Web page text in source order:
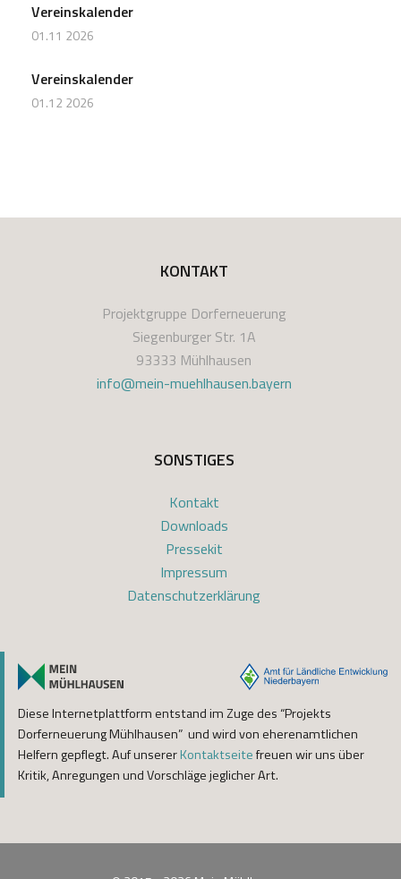
Vereinskalender
01.11 2026
Vereinskalender
01.12 2026
KONTAKT
Projektgruppe Dorferneuerung
Siegenburger Str. 1A
93333 Mühlhausen
info@mein-muehlhausen.bayern
SONSTIGES
Kontakt
Downloads
Pressekit
Impressum
Datenschutzerklärung
Diese Internetplattform entstand im Zuge des “Projekts
Dorferneuerung Mühlhausen” und wird von eherenamtlichen
Helfern gepflegt. Auf unsererKontaktseitefreuen wir uns über
Kritik, Anregungen und Vorschläge jeglicher Art.